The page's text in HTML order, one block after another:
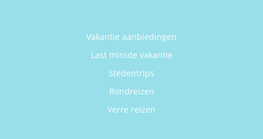
Vakantie aanbiedingen
Last minute vakantie
Stedentrips
Rondreizen
Verre reizen